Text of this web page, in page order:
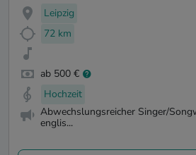
Leipzig
72 km
ab 500 €
Hochzeit
Abwechslungsreicher Singer/
englis...